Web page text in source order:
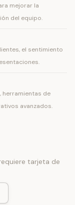
mejorar la
del equipo.
el sentimiento
herramientas de
avanzados.
tarjeta de